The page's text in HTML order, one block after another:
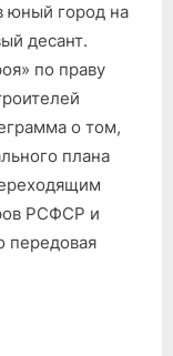
Москва-
КАМАЗ
юный город на
десант.
по праву
о том,
плана
РСФСР и
передовая